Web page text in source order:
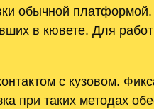
обычной
в кювете. Для
с кузовом.
при таких методах